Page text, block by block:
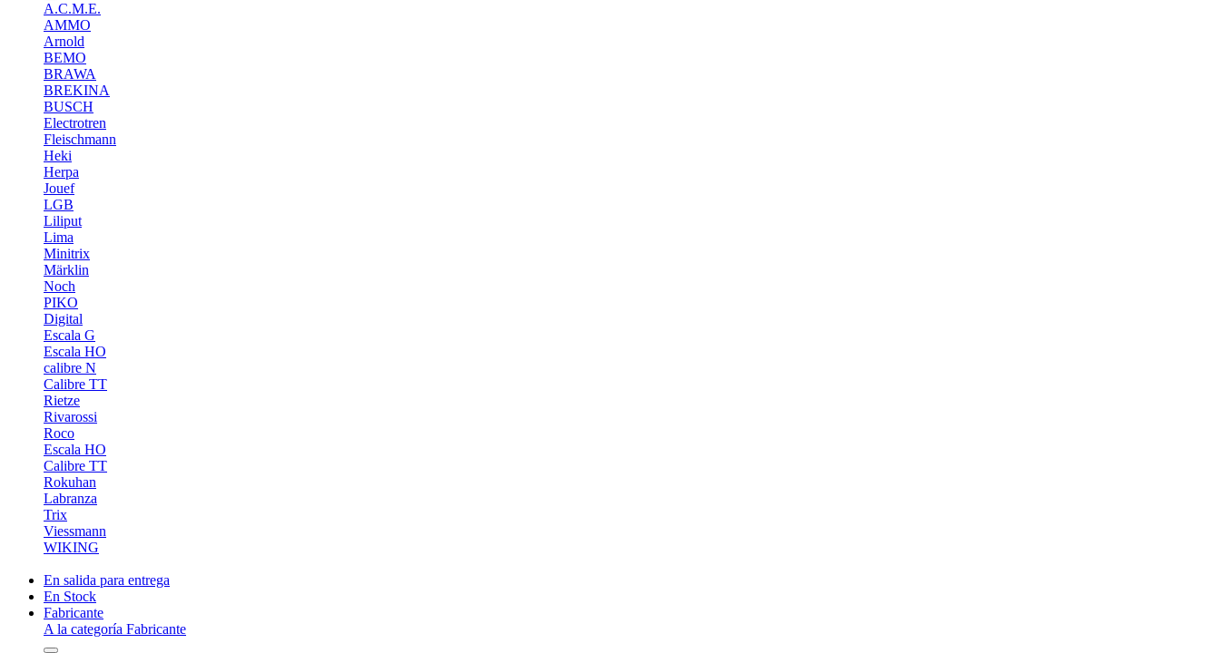
A.C.M.E.
AMMO
Arnold
BEMO
BRAWA
BREKINA
BUSCH
Electrotren
Fleischmann
Heki
Herpa
Jouef
LGB
Liliput
Lima
Minitrix
Märklin
Noch
PIKO
Digital
Escala G
Escala HO
calibre N
Calibre TT
Rietze
Rivarossi
Roco
Escala HO
Calibre TT
Rokuhan
Labranza
Trix
Viessmann
WIKING
En salida para entrega
En Stock
Fabricante
A la categoría Fabricante